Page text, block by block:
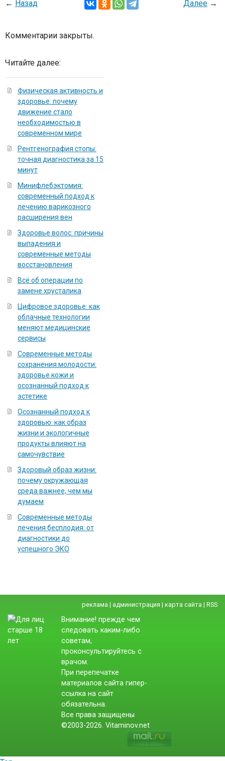
← Назад Далее →
Комментарии закрыты.
Читайте далее:
Физическая активность и
здоровье: почему
движение стало
необходимостью в
современном мире
Рентгенография стопы:
точная диагностика за 15
минут
Минифлебэктомия:
современный подход к
лечению варикозного
расширения вен
Здоровье волос: причины
выпадения и
современные методы
восстановления
Всё об операции по
замене хрусталика
Цифровое здоровье: как
облачные технологии
меняют медицинские
сервисы
Современные методы
сохранения молодости:
здоровье кожи и
осознанный подход к
эстетике
Осознанный подход к
здоровью: как образ
жизни и экологичные
продукты влияют на
самочувствие
Здоровый образ жизни:
почему окружающая
среда важнее, чем мы
думаем
Современные методы
лечения бесплодия: от
диагностики до
успешного ЭКО
реклама | администрация | карта сайта | RSS
Внимание! прежде чем
следовать каким-либо
советам,
проконсультируйтесь с
врачом.
При перепечатке
материалов сайта гипер-
ссылка на сайт
обязательна.
Все права защищены
©2003-2026. Vitaminov.net